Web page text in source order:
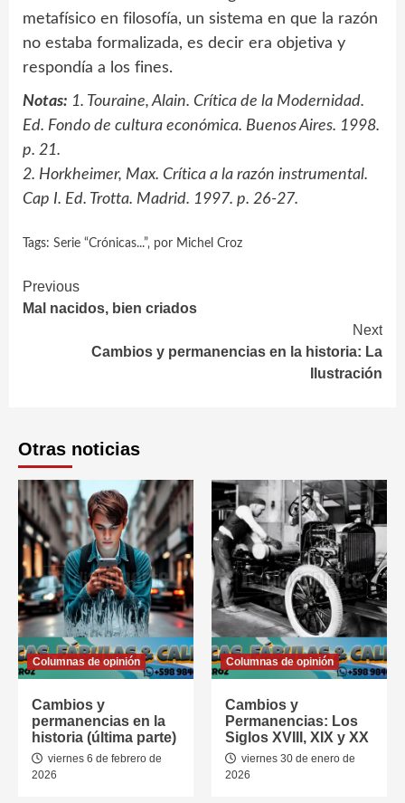
metafísico en filosofía, un sistema en que la razón
no estaba formalizada, es decir era objetiva y
respondía a los fines.
Notas: 1. Touraine, Alain. Crítica de la Modernidad.
Ed. Fondo de cultura económica. Buenos Aires. 1998.
p. 21.
2. Horkheimer, Max. Crítica a la razón instrumental.
Cap I. Ed. Trotta. Madrid. 1997. p. 26-27.
Tags: Serie “Crónicas...”‚ por Michel Croz
Continue
Reading
Previous
Mal nacidos, bien criados
Next
Cambios y permanencias en la historia: La
Ilustración
Otras noticias
Columnas de opinión
Cambios y
permanencias en la
historia (última parte)
viernes 6 de febrero de
2026
Columnas de opinión
Cambios y
Permanencias: Los
Siglos XVIII, XIX y XX
viernes 30 de enero de
2026